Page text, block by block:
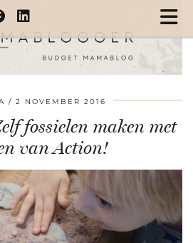
2 NOVEMBER 2016
fossielen maken met
van Action!